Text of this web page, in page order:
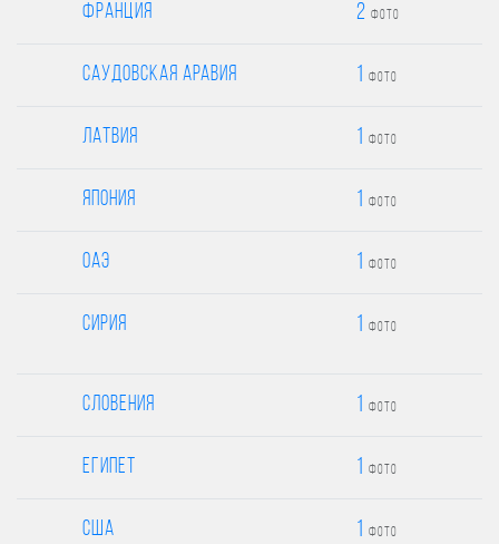
Франция 2 фото
Саудовская Аравия 1 фото
Латвия 1 фото
Япония 1 фото
ОАЭ 1 фото
Сирия 1 фото
Словения 1 фото
Египет 1 фото
США 1 фото